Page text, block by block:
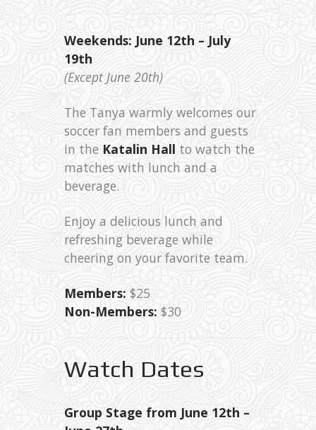
Weekends: June 12th – July
19th
(Except June 20th)
The Tanya warmly welcomes our
soccer fan members and guests
in the Katalin Hall to watch the
matches with lunch and a
beverage.
Enjoy a delicious lunch and
refreshing beverage while
cheering on your favorite team.
Members: $25
Non-Members: $30
Watch Dates
Group Stage from June 12th –